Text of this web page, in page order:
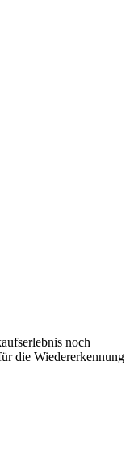
noch
die Wiedererkennung